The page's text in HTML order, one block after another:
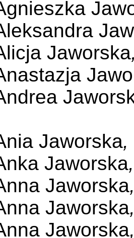
Jaworska
Jaworska,
Jaworska
Jaworska
Jaworska
Jaworska